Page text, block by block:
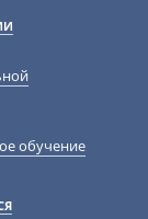
обучение